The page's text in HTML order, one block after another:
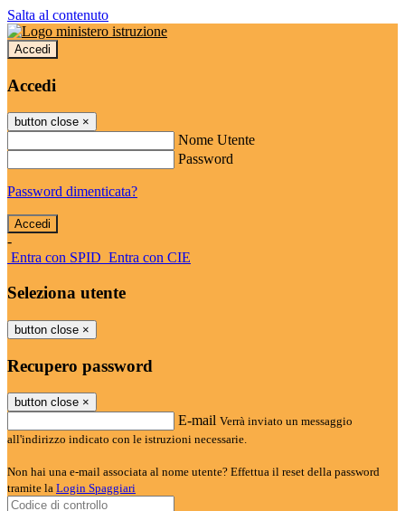
Salta al contenuto
Accedi
Accedi
button close ×
Nome Utente
Password
Password dimenticata?
-
Entra con SPID Entra con CIE
Seleziona utente
button close ×
Recupero password
button close ×
E-mail Verrà inviato un messaggio
all'indirizzo indicato con le istruzioni necessarie.
Non hai una e-mail associata al nome utente? Effettua il reset della password
tramite la Login Spaggiari